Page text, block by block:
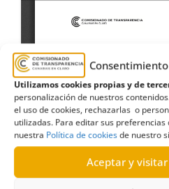
Utilizamos cookies propias y de
personalización de nuestros
el uso de cookies, rechazarlas o
utilizadas. Para editar sus
nuestra Política de cookiesde nuestro
Aceptar y